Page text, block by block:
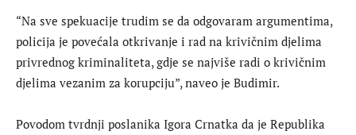
“Na sve spekuacije trudim se da odgovaram argumentima,
policija je povećala otkrivanje i rad na krivičnim djelima
privrednog kriminaliteta, gdje se najviše radi o krivičnim
djelima vezanim za korupciju”, naveo je Budimir.
Povodom tvrdnji poslanika Igora Crnatka da je Republika